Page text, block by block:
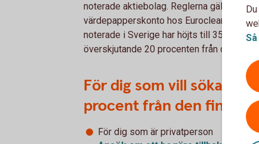
noterade aktiebolag. Reglerna gäller för
värdepapperskonto hos Euroclear
noterade i Sverige har höjts till 35
överskjutande 20 procenten från den
För dig som vill söka
procent från den finska
För dig som är privatperson